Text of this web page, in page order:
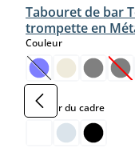
Tabouret de bar
trompette en
Couleurselect
(Cette option n'est
Couleur du cadreselect